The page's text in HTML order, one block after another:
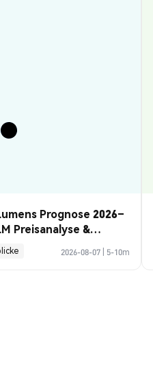
Prognose 2026–
Preisanalyse &
2026-08-07 5-10m